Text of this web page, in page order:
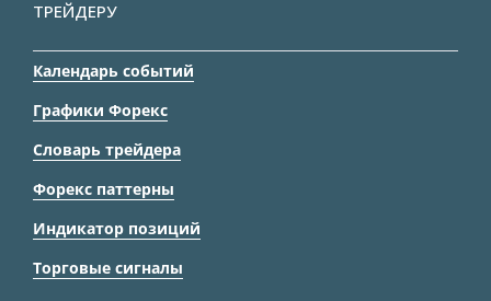
ТРЕЙДЕРУ
Календарь событий
Графики Форекс
Словарь трейдера
Форекс паттерны
Индикатор позиций
Торговые сигналы